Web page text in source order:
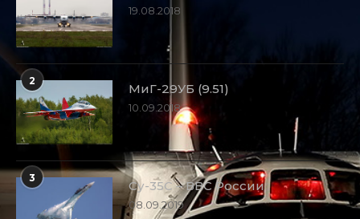
19.08.2018
2
МиГ-29УБ (9.51)
10.09.2018
3
Су-35С – ВВС России
08.09.2019